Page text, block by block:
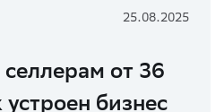
25.08.2025
от 36
бизнес